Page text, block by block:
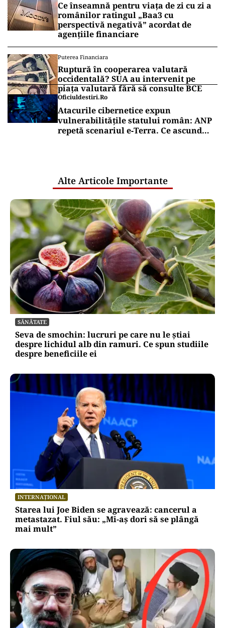
Ce înseamnă pentru viața de zi cu zi a
românilor ratingul „Baa3 cu
perspectivă negativă” acordat de
agențiile financiare
Puterea Financiara
Ruptură în cooperarea valutară
occidentală? SUA au intervenit pe
piața valutară fără să consulte BCE
Oficiuldestiri.ro
Atacurile cibernetice expun
vulnerabilitățile statului român: ANP
repetă scenariul e‑Terra. Ce ascund
Alte Articole Importante
SĂNĂTATE
Seva de smochin: lucruri pe care nu le știai
despre lichidul alb din ramuri. Ce spun studiile
despre beneficiile ei
INTERNAȚIONAL
Starea lui Joe Biden se agravează: cancerul a
metastazat. Fiul său: „Mi-aș dori să se plângă
mai mult”